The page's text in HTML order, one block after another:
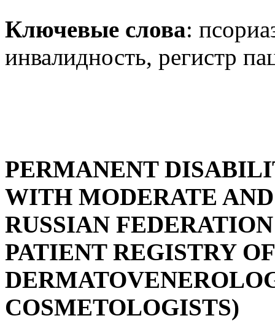
Ключевые слова:
инвалидность, регистр
PERMANENT
WITH MODERATE
RUSSIAN
PATIENT REGISTRY
COSMETOLOGISTS)